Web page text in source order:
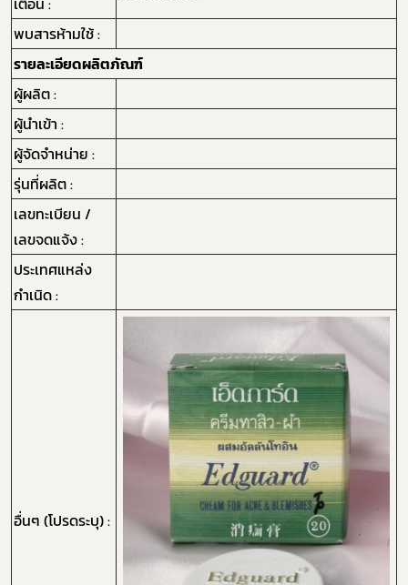
พบสารห้ามใช้ :
รายละเอียดผลิตภัณฑ์
ผู้ผลิต :
ผู้นำเข้า :
ผู้จัดจำหน่าย :
รุ่นที่ผลิต :
เลขทะเบียน /
เลขจดแจ้ง :
ประเทศแหล่ง
กำเนิด :
อื่นๆ (โปรดระบุ) :